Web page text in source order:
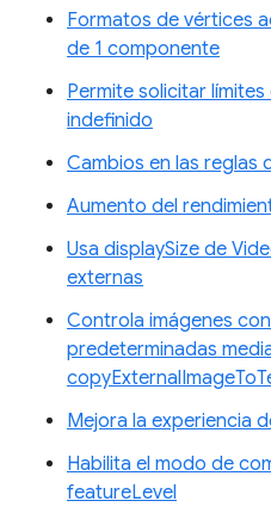
Formatos de vértices
de 1 componente
Permite solicitar
indefinido
Cambios en las reglas
Aumento del
Usa displaySize de
externas
Controla imágenes
predeterminadas
Mejora la experiencia
Habilita el modo de
featureLevel